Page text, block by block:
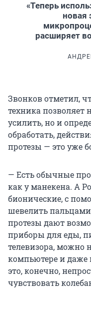
«Теперь
новая
расширяет
Звонков отметил,
техника позволяет
усилить, но и
обработать,
протезы — это уже
— Есть обычные
как у манекена. А
бионические, с
шевелить
протезы дают
приборы для еды,
телевизора, можно
компьютере и даже
это, конечно,
чувствовать